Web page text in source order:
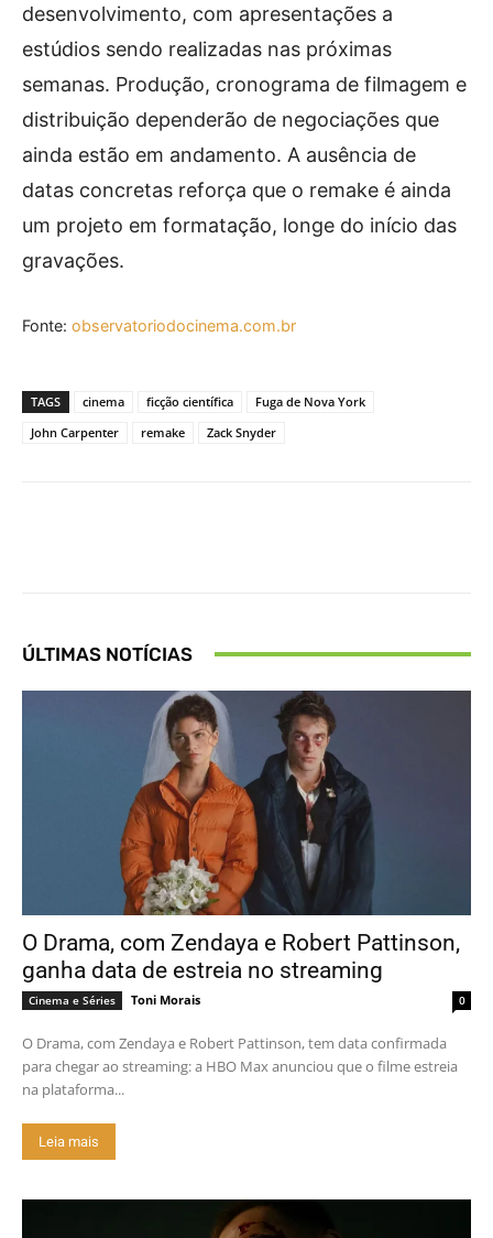
desenvolvimento, com apresentações a
estúdios sendo realizadas nas próximas
semanas. Produção, cronograma de filmagem e
distribuição dependerão de negociações que
ainda estão em andamento. A ausência de
datas concretas reforça que o remake é ainda
um projeto em formatação, longe do início das
gravações.
Fonte: observatoriodocinema.com.br
TAGS cinema ficção científica
Fuga de Nova York
John Carpenter
remake Zack Snyder
ÚLTIMAS NOTÍCIAS
O Drama, com Zendaya e Robert Pattinson,
ganha data de estreia no streaming
Cinema e Séries Toni Morais 0
O Drama, com Zendaya e Robert Pattinson, tem data confirmada
para chegar ao streaming: a HBO Max anunciou que o filme estreia
na plataforma...
Leia mais